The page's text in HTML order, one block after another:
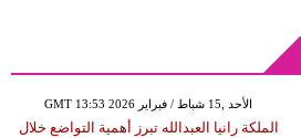
GMT 13:53 2026 الأحد ,15 شباط / فبراير
الملكة رانيا العبدالله تبرز أهمية التواضع خلال